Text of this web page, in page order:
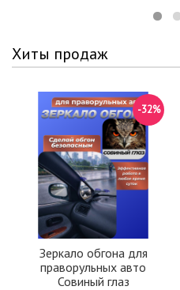
Хиты продаж
Зеркало обгона для
праворульных авто
Совиный глаз
-32%